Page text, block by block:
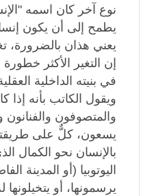
نوع آخر كان اسمه
يطمح إلى أن يكون
يعني هذان بالضرورة،
إن التغير الأكثر
في بنيته الداخلية
ويقول الكاتب بأنه إذا
والمتصوفون
يسعون، كلٌّ على
بالإنسان نحو الكمال
اليوتوبيا (أو المدينة
يرسمونها، أو يتخيلونها